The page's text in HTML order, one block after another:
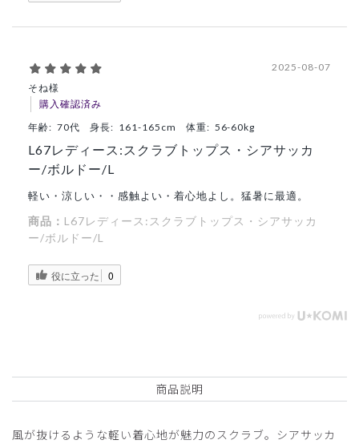
そね様
購入確認済み
2025-08-07
年齢: 70代 身長: 161-165cm 体重: 56-60kg
L67レディース:スクラブトップス・シアサッカ
ー/ボルドー/L
軽い・涼しい・・感触よい・着心地よし。猛暑に最適。
商品： L67レディース:スクラブトップス・シアサッカ
ー/ボルドー/L
役に立った 0
商品説明
風が抜けるような軽い着心地が魅力のスクラブ。シアサッカ